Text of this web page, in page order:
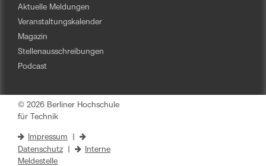
Aktuelle Meldungen
Veranstaltungskalender
Magazin
Stellenausschreibungen
Podcast
© 2026 Berliner Hochschule
für Technik
Impressum
Datenschutz
Interne
Meldestelle